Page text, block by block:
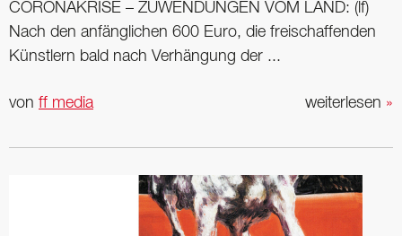
CORONAKRISE – ZUWENDUNGEN VOM LAND: (lf)
Nach den anfänglichen 600 Euro, die freischaffenden
Künstlern bald nach Verhängung der ...
weiterlesen »
von ff media